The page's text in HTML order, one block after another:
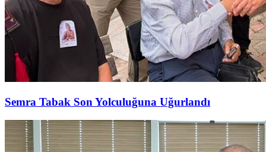
Semra Tabak Son Yolculuğuna Uğurlandı